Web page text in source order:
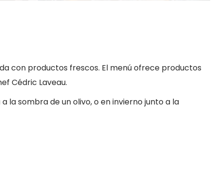
con productos frescos. El menú ofrece productos
Cédric Laveau.
la sombra de un olivo, o en invierno junto a la